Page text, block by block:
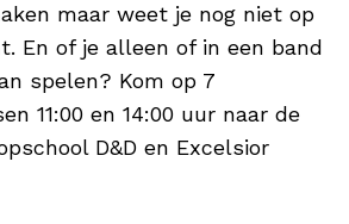
maar weet je nog niet op
En of je alleen of in een band
spelen? Kom op 7
11:00 en 14:00 uur naar de
D&D en Excelsior